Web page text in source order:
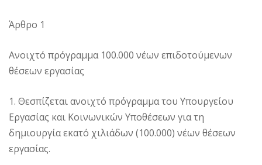
Άρθρο 1
Ανοιχτό πρόγραμμα 100.000 νέων επιδοτούμενων
θέσεων εργασίας
1. Θεσπίζεται ανοιχτό πρόγραμμα του Υπουργείου
Εργασίας και Κοινωνικών Υποθέσεων για τη
δημιουργία εκατό χιλιάδων (100.000) νέων θέσεων
εργασίας.